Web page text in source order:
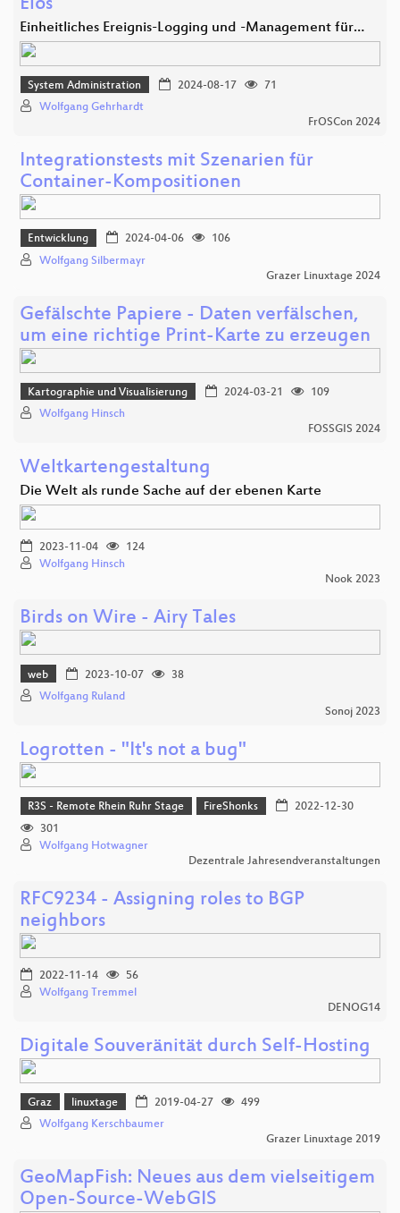
Elos
Einheitliches Ereignis-Logging und -Management für…
System Administration 2024-08-17
71
Wolfgang Gehrhardt
FrOSCon 2024
Integrationstests mit Szenarien für
Container-Kompositionen
Entwicklung 2024-04-06
106
Wolfgang Silbermayr
Grazer Linuxtage 2024
Gefälschte Papiere - Daten verfälschen,
um eine richtige Print-Karte zu erzeugen
Kartographie und Visualisierung 2024-03-21
109
Wolfgang Hinsch
FOSSGIS 2024
Weltkartengestaltung
Die Welt als runde Sache auf der ebenen Karte
2023-11-04
124
Wolfgang Hinsch
Nook 2023
Birds on Wire - Airy Tales
web 2023-10-07
38
Wolfgang Ruland
Sonoj 2023
Logrotten - "It's not a bug"
R3S - Remote Rhein Ruhr Stage FireShonks
2022-12-30
301
Wolfgang Hotwagner
Dezentrale Jahresendveranstaltungen
RFC9234 - Assigning roles to BGP
neighbors
2022-11-14
56
Wolfgang Tremmel
DENOG14
Digitale Souveränität durch Self-Hosting
Graz linuxtage 2019-04-27
499
Wolfgang Kerschbaumer
Grazer Linuxtage 2019
GeoMapFish: Neues aus dem vielseitigem
Open-Source-WebGIS